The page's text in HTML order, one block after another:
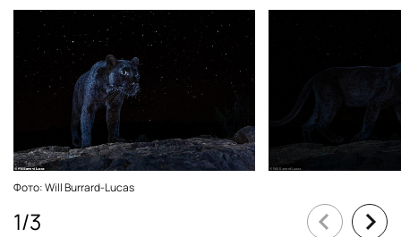
Фото: Will Burrard-Lucas
1/3